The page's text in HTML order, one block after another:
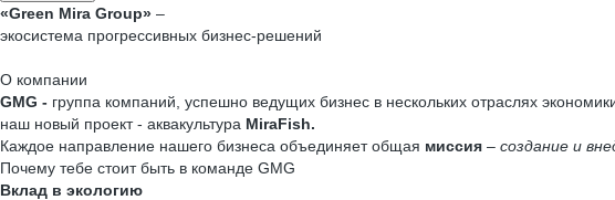
«Green Mira Group» –
экосистема прогрессивных бизнес‑решений
О компании
GMG - группа компаний, успешно ведущих бизнес в нескольких отраслях
наш новый проект - аквакультура MiraFish.
Каждое направление нашего бизнеса объединяет общая миссия – создание и
Почему тебе стоит быть в команде GMG
Вклад в экологию